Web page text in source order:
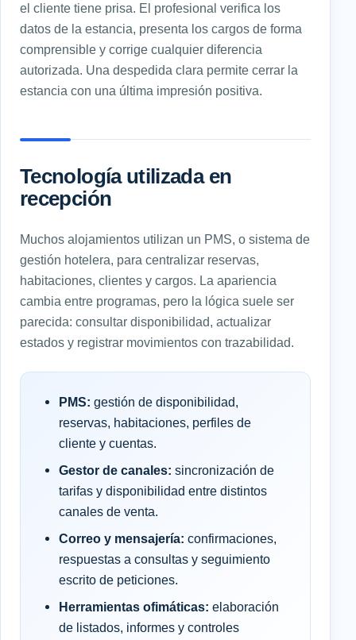
el cliente tiene prisa. El profesional verifica los
datos de la estancia, presenta los cargos de forma
comprensible y corrige cualquier diferencia
autorizada. Una despedida clara permite cerrar la
estancia con una última impresión positiva.
Tecnología utilizada en
recepción
Muchos alojamientos utilizan un PMS, o sistema de
gestión hotelera, para centralizar reservas,
habitaciones, clientes y cargos. La apariencia
cambia entre programas, pero la lógica suele ser
parecida: consultar disponibilidad, actualizar
estados y registrar movimientos con trazabilidad.
PMS: gestión de disponibilidad,
reservas, habitaciones, perfiles de
cliente y cuentas.
Gestor de canales: sincronización de
tarifas y disponibilidad entre distintos
canales de venta.
Correo y mensajería: confirmaciones,
respuestas a consultas y seguimiento
escrito de peticiones.
Herramientas ofimáticas: elaboración
de listados, informes y controles